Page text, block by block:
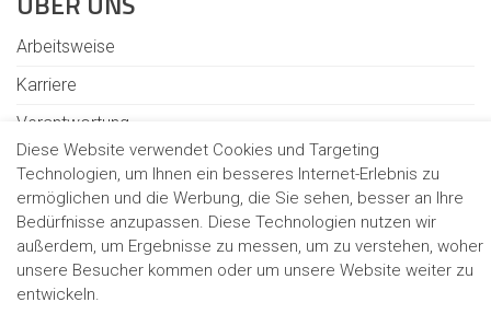
Diese Website verwendet Cookies und Targeting
Technologien, um Ihnen ein besseres Internet-Erlebnis zu
ermöglichen und die Werbung, die Sie sehen, besser an Ihre
Bedürfnisse anzupassen. Diese Technologien nutzen wir
außerdem, um Ergebnisse zu messen, um zu verstehen, woher
unsere Besucher kommen oder um unsere Website weiter zu
entwickeln.
Arbeitsweise
Karriere
Verantwortung
Standorte
Kontakt
Cookies
Hinweisgeberschutzgesetz